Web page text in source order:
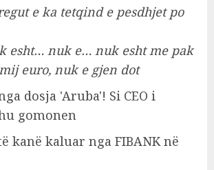
e ka tetqind e pesdhjet po
esht… nuk e… nuk esht me pak
euro, nuk e gjen dot
kanë kaluar nga FIBANK në